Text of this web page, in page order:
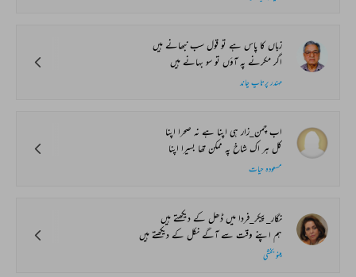
زباں کا پاس ہے تو قول سب نبھانے ہیں
اگر مکرنے پہ آؤں تو سو بہانے ہیں
مہندر پرتاپ چاند
اب چمن_زار ہی اپنا ہے نہ صحرا اپنا
کل ہر اک شاخ پہ ممکن تھا بسیرا اپنا
مسعودہ حیات
نگار‌_پیکر_فردا میں ڈھل کے دیکھتے ہیں
ہم اپنے وقت سے آگے نکل کے دیکھتے ہیں
مینو بخشی